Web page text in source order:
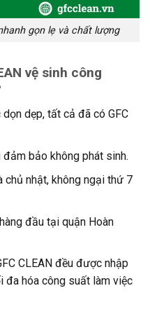
gọn lẹ và chất lượng
vệ sinh công
dẹp, tất cả đã có GFC
bảo không phát sinh.
nhật, không ngại thứ 7
đầu tại quận Hoàn
CLEAN đều được nhập
đa hóa công suất làm việc